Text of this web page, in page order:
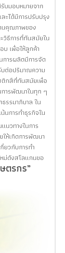
บมอบหมายจาก
ะได้มีการปรับปรุง
นคุณภาพของ
ธีการที่ทันสมัยใน
เพื่อให้ลูกค้า
ารผลิตมีการจัด
ต่อปริมาณความ
ติกส์ที่ทันสมัยเพื่อ
การพัฒนาในทุก ๆ
รรมาภิบาล ใน
เน้นการทำธุรกิจใน
นวทางในการ
ให้เกิดการพัฒนา
ยวกับการทำ
ม่ดังสโลแกนขอ
ตรกร”